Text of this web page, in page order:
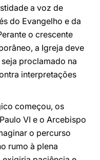
a voz de
do Evangelho e da
o crescente
a Igreja deve
proclamado na
interpretações
começou, os
VI e o Arcebispo
o percurso
rumo à plena